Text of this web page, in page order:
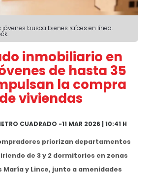
jóvenes busca bienes raíces en línea.
inmobiliario en
de hasta 35
la compra
de viviendas
CUADRADO -11 MAR 2026 | 10:41 H
priorizan departamentos
de 3 y 2 dormitorios en zonas
María y Lince, junto a amenidades